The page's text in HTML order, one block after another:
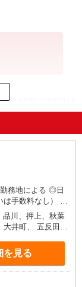
ID：AE0609983156
務地による ◎日
は手数料なし） ◎
当あり！
品川、押上、秋葉
大井町、 五反田、
バイク・自転車
を見る